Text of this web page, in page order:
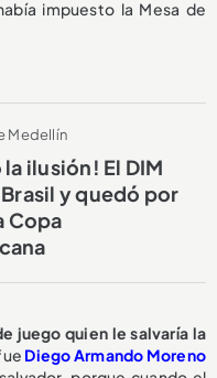
impuesto la Mesa de
Medellín
la ilusión! El DIM
y quedó por
Copa
juego quien le salvaría la
Diego Armando Moreno